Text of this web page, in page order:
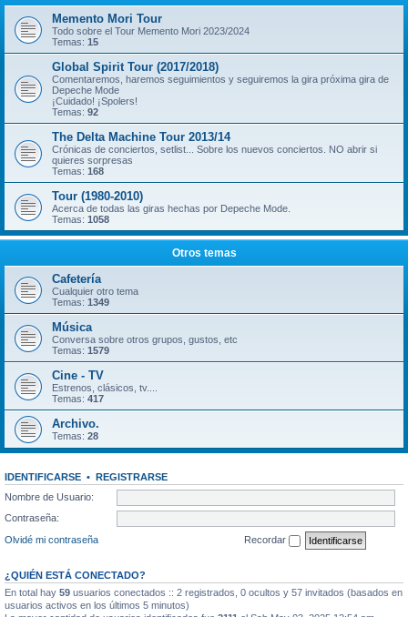
Memento Mori Tour
Todo sobre el Tour Memento Mori 2023/2024
Temas: 15
Global Spirit Tour (2017/2018)
Comentaremos, haremos seguimientos y seguiremos la gira próxima gira de
Depeche Mode
¡Cuidado! ¡Spolers!
Temas: 92
The Delta Machine Tour 2013/14
Crónicas de conciertos, setlist... Sobre los nuevos conciertos. NO abrir si
quieres sorpresas
Temas: 168
Tour (1980-2010)
Acerca de todas las giras hechas por Depeche Mode.
Temas: 1058
Otros temas
Cafetería
Cualquier otro tema
Temas: 1349
Música
Conversa sobre otros grupos, gustos, etc
Temas: 1579
Cine - TV
Estrenos, clásicos, tv....
Temas: 417
Archivo.
Temas: 28
IDENTIFICARSE • REGISTRARSE
Nombre de Usuario:
Contraseña:
Olvidé mi contraseña
Recordar
¿QUIÉN ESTÁ CONECTADO?
En total hay 59 usuarios conectados :: 2 registrados, 0 ocultos y 57 invitados (basados en
usuarios activos en los últimos 5 minutos)